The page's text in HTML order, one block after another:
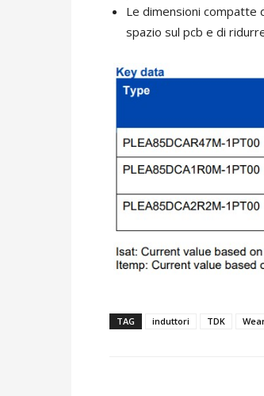
Le dimensioni compatte
spazio sul pcb e di ridurre
TAG induttori TDK